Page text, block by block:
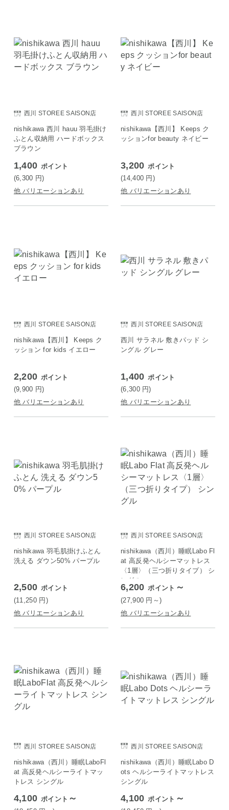
西川 STOREE SAISON店
nishikawa 西川 hauu 羽毛掛け
ふとん収納用 ハードボックス
ブラウン
1,400 ポイント
(6,300 円)
他 バリエーションあり
西川 STOREE SAISON店
nishikawa【西川】 Keeps ク
ッションfor beauty ネイビー
3,200 ポイント
(14,400 円 )
他 バリエーションあり
西川 STOREE SAISON店
nishikawa【西川】 Keeps ク
ッション for kids イエロー
2,200 ポイント
(9,900 円)
他 バリエーションあり
西川 STOREE SAISON店
西川 サラネル 敷きパッド シ
ングル グレー
1,400 ポイント
(6,300 円)
他 バリエーションあり
西川 STOREE SAISON店
nishikawa 羽毛肌掛けふとん
洗える ダウン50% パープル
2,500 ポイント
(11,250 円 )
他 バリエーションあり
西川 STOREE SAISON店
nishikawa（西川）睡眠Labo Fl
at 高反発ヘルシーマットレス
〈1層〉（三つ折りタイプ） シ
ングル
6,200 ポイント ～
(27,900 円 ～)
他 バリエーションあり
西川 STOREE SAISON店
nishikawa（西川）睡眠LaboFl
at 高反発ヘルシーライトマッ
トレス シングル
4,100 ポイント ～
西川 STOREE SAISON店
nishikawa（西川）睡眠Labo D
ots ヘルシーライトマットレス
シングル
4,100 ポイント ～